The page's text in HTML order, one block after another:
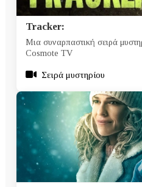
Tracker:
Μια συναρπαστική σειρά
Cosmote TV
Σειρά μυστηρίου